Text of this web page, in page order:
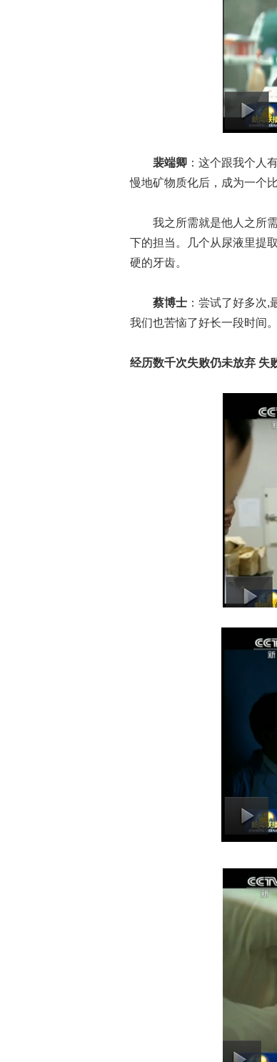
裴端卿 ：这个跟我个人
慢地矿物质化后，成为一个
我之所需就是他人之所需
下的担当。几个从尿液里提
硬的牙齿。
蔡博士 ：尝试了好多次
我们也苦恼了好长一段时间。
经历数千次失败仍未放弃 失